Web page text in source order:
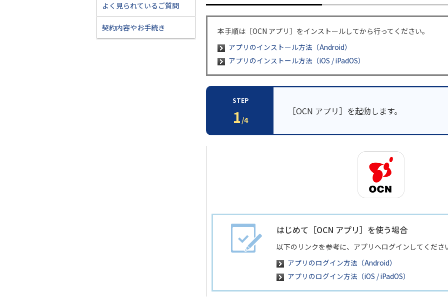
よく見られているご質問
契約内容やお手続き
本手順は［OCN アプリ］をインストールしてから行ってください。
アプリのインストール方法（Android）
アプリのインストール方法（iOS / iPadOS）
STEP
1 /4
［OCN アプリ］を起動します。
はじめて［OCN アプリ］を使う場合
以下のリンクを参考に、アプリへログインしてくださ
アプリのログイン方法（Android）
アプリのログイン方法（iOS / iPadOS）